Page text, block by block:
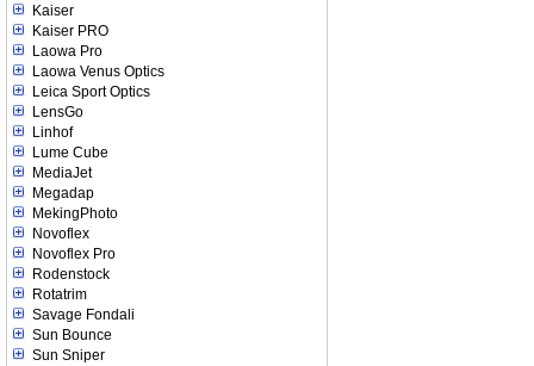
Kaiser
Kaiser PRO
Laowa Pro
Laowa Venus Optics
Leica Sport Optics
LensGo
Linhof
Lume Cube
MediaJet
Megadap
MekingPhoto
Novoflex
Novoflex Pro
Rodenstock
Rotatrim
Savage Fondali
Sun Bounce
Sun Sniper